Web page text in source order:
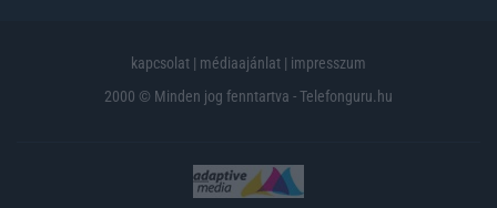
kapcsolat | médiaajánlat | impresszum
2000 © Minden jog fenntartva - Telefonguru.hu